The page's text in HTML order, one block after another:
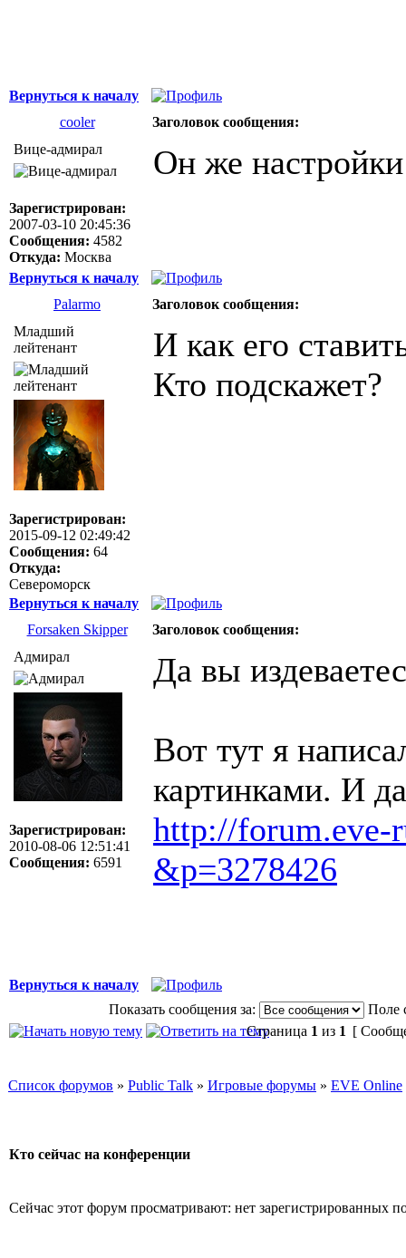
Вернуться к началу
cooler
Заголовок сообщения:
Вице-адмирал
Зарегистрирован:
2007-03-10 20:45:36
Сообщения: 4582
Откуда: Москва
Он же настройки
Вернуться к началу
Palarmo
Заголовок сообщения:
Младший
лейтенант
Зарегистрирован:
2015-09-12 02:49:42
Сообщения: 64
Откуда:
Североморск
И как его
Кто подскажет?
Вернуться к началу
Forsaken Skipper
Заголовок сообщения:
Адмирал
Зарегистрирован:
2010-08-06 12:51:41
Сообщения: 6591
Да вы
Вот тут я
картинками. И
http://forum.eve-
&p=3278426
Вернуться к началу
Показать сообщения за:
Поле
Страница 1 из 1 [
Список форумов » Public Talk » Игровые форумы » EVE Online
Кто сейчас на конференции
Сейчас этот форум просматривают: нет зарегистрированных